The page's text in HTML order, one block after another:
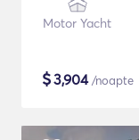
Motor Yacht
$3,904/noapte